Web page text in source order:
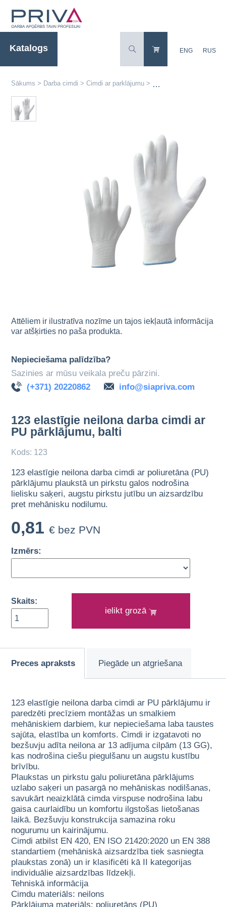
Katalogs ENG RUS
Sākums > Darba cimdi > Cimdi ar parklājumu >
Attēliem ir ilustratīva nozīme un tajos iekļautā informācija
var atšķirties no paša produkta.
Nepieciešama palīdzība?
Sazinies ar mūsu veikala preču pārzini.
(+371) 20220862
info@siapriva.com
123 elastīgie neilona darba cimdi ar
PU pārklājumu, balti
Kods: 123
123 elastīgie neilona darba cimdi ar poliuretāna (PU)
pārklājumu plaukstā un pirkstu galos nodrošina
lielisku saķeri, augstu pirkstu jutību un aizsardzību
pret mehānisku nodilumu.
0,81 € bez PVN
Izmērs:
Skaits:
ielikt grozā
Preces apraksts Piegāde un atgriešana
123 elastīgie neilona darba cimdi ar PU pārklājumu ir
paredzēti precīziem montāžas un smalkiem
mehāniskiem darbiem, kur nepieciešama laba taustes
sajūta, elastība un komforts. Cimdi ir izgatavoti no
bezšuvju adīta neilona ar 13 adījuma cilpām (13 GG),
kas nodrošina ciešu piegulšanu un augstu kustību
brīvību.
Plaukstas un pirkstu galu poliuretāna pārklājums
uzlabo saķeri un pasargā no mehāniskas nodilšanas,
savukārt neaizklātā cimda virspuse nodrošina labu
gaisa caurlaidību un komfortu ilgstošas lietošanas
laikā. Bezšuvju konstrukcija samazina roku
nogurumu un kairinājumu.
Cimdi atbilst EN 420, EN ISO 21420:2020 un EN 388
standartiem (mehāniskā aizsardzība tiek sasniegta
plaukstas zonā) un ir klasificēti kā II kategorijas
individuālie aizsardzības līdzekļi.
Tehniskā informācija
Cimdu materiāls: neilons
Pārklājuma materiāls: poliuretāns (PU)